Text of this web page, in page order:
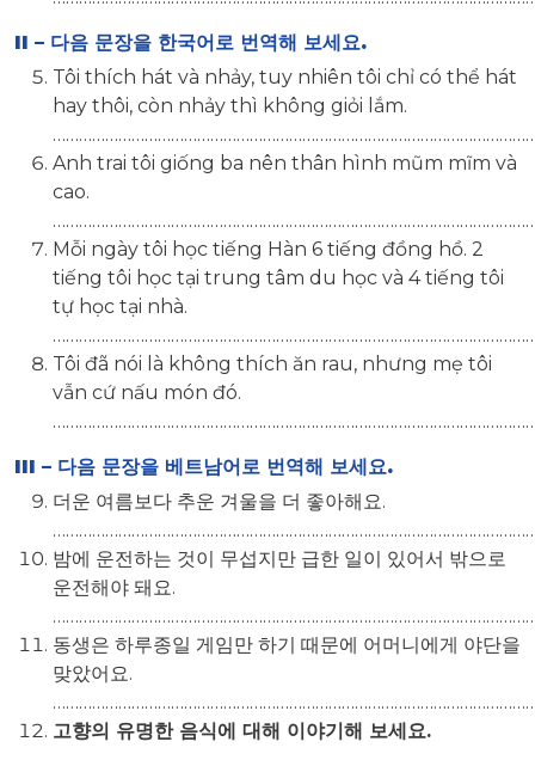
II – 다음 문장을 한국어로 번역해 보세요.
Tôi thích hát và nhảy, tuy nhiên tôi chỉ có thể hát
hay thôi, còn nhảy thì không giỏi lắm.
Anh trai tôi giống ba nên thân hình mũm mĩm và
cao.
Mỗi ngày tôi học tiếng Hàn 6 tiếng đồng hồ. 2
tiếng tôi học tại trung tâm du học và 4 tiếng tôi
tự học tại nhà.
Tôi đã nói là không thích ăn rau, nhưng mẹ tôi
vẫn cứ nấu món đó.
III – 다음 문장을 베트남어로 번역해 보세요.
더운 여름보다 추운 겨울을 더 좋아해요.
밤에 운전하는 것이 무섭지만 급한 일이 있어서 밖으로
운전해야 돼요.
동생은 하루종일 게임만 하기 때문에 어머니에게 야단을
맞았어요.
고향의 유명한 음식에 대해 이야기해 보세요.